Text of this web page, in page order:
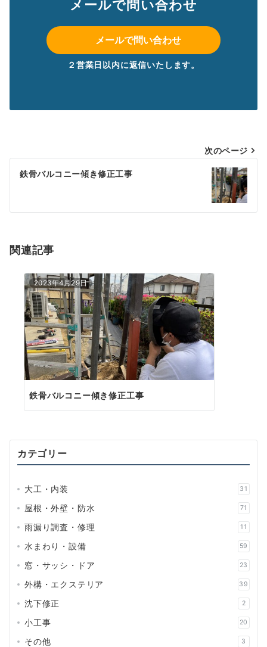
メールで問い合わせ
メールで問い合わせ
２営業日以内に返信いたします。
稿
ビ
ー
次のページ
鉄骨バルコニー傾き修正工事
関連記事
2023年4月29日
鉄骨バルコニー傾き修正工事
カテゴリー
大工・内装 31
屋根・外壁・防水 71
雨漏り調査・修理 11
水まわり・設備 59
窓・サッシ・ドア 23
外構・エクステリア 39
沈下修正 2
小工事 20
その他 3